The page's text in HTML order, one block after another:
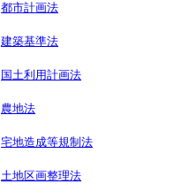
都市計画法
建築基準法
国土利用計画法
農地法
宅地造成等規制法
土地区画整理法